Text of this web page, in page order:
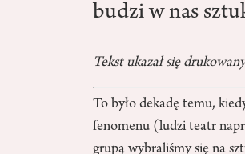
budzi w nas
Tekst ukazał się
To było dekadę temu,
fenomenu (ludzi teatr
grupą wybraliśmy się na